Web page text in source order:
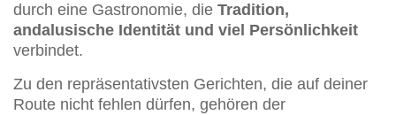
durch eine Gastronomie, die Tradition,
andalusische Identität und viel Persönlichkeit
verbindet.
Zu den repräsentativsten Gerichten, die auf deiner
Route nicht fehlen dürfen, gehören der